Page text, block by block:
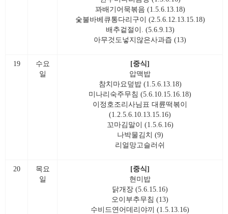
꽈배기어묵볶음 (1.5.6.13.18)
숯불바베큐통다리구이 (2.5.6.12.13.15.18)
배추겉절이. (5.6.9.13)
아무것도넣지않은사과즙 (13)
19
수요
일
[중식]
압맥밥
참치마요덮밥 (1.5.6.13.18)
미나리숙주무침 (5.6.10.15.16.18)
이정호조리사님표 대륜떡볶이
(1.2.5.6.10.13.15.16)
꼬마김말이 (1.5.6.16)
나박물김치 (9)
리얼망고슬러쉬
20
목요
일
[중식]
현미밥
닭개장 (5.6.15.16)
오이부추무침 (13)
수비드연어데리야끼 (1.5.13.16)